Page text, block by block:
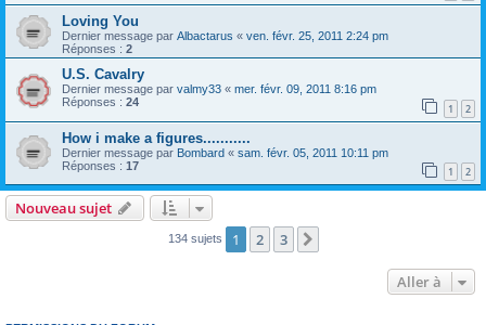
Loving You
Dernier message par Albactarus « ven. févr. 25, 2011 2:24 pm
Réponses : 2
U.S. Cavalry
Dernier message par valmy33 « mer. févr. 09, 2011 8:16 pm
Réponses : 24 1 2
How i make a figures...........
Dernier message par Bombard « sam. févr. 05, 2011 10:11 pm
Réponses : 17 1 2
Nouveau sujet
134 sujets 1 2 3
Aller à